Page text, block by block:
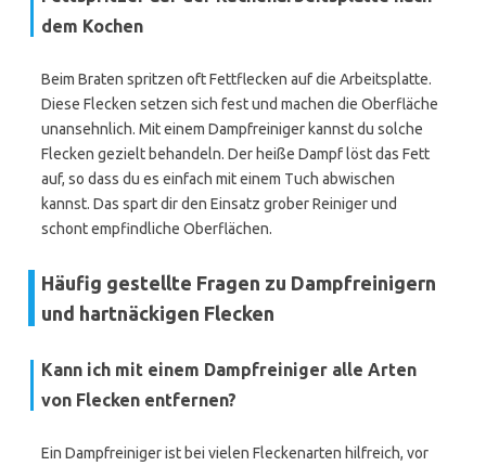
dem Kochen
Beim Braten spritzen oft Fettflecken auf die Arbeitsplatte.
Diese Flecken setzen sich fest und machen die Oberfläche
unansehnlich. Mit einem Dampfreiniger kannst du solche
Flecken gezielt behandeln. Der heiße Dampf löst das Fett
auf, so dass du es einfach mit einem Tuch abwischen
kannst. Das spart dir den Einsatz grober Reiniger und
schont empfindliche Oberflächen.
Häufig gestellte Fragen zu Dampfreinigern
und hartnäckigen Flecken
Kann ich mit einem Dampfreiniger alle Arten
von Flecken entfernen?
Ein Dampfreiniger ist bei vielen Fleckenarten hilfreich, vor